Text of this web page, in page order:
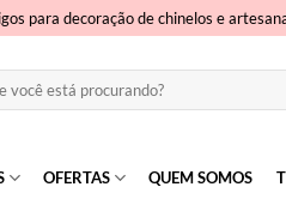
para decoração de chinelos e
OFERTAS QUEM SOMOS